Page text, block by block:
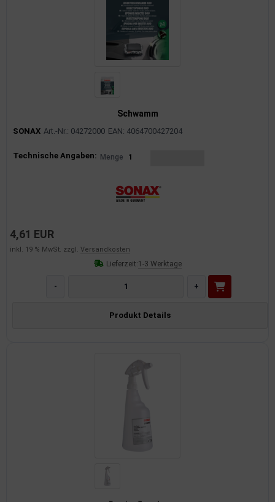
Schwamm
SONAX Art.-Nr.: 04272000 EAN: 4064700427204
Produktinformationen
Technische Angaben: Menge 1
4,61 EUR
inkl. 19 % MwSt. zzgl. Versandkosten
Lieferzeit:1-3 Werktage
- +
Produkt Details